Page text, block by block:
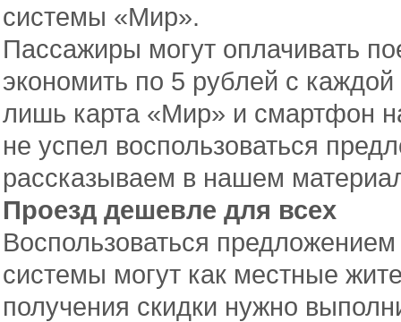
системы «Мир».
Пассажиры могут оплачивать
экономить по 5 рублей с
лишь карта «Мир» и смартфон
не успел воспользоваться
рассказываем в нашем
Проезд дешевле для всех
Воспользоваться
системы могут как местные
получения скидки нужно